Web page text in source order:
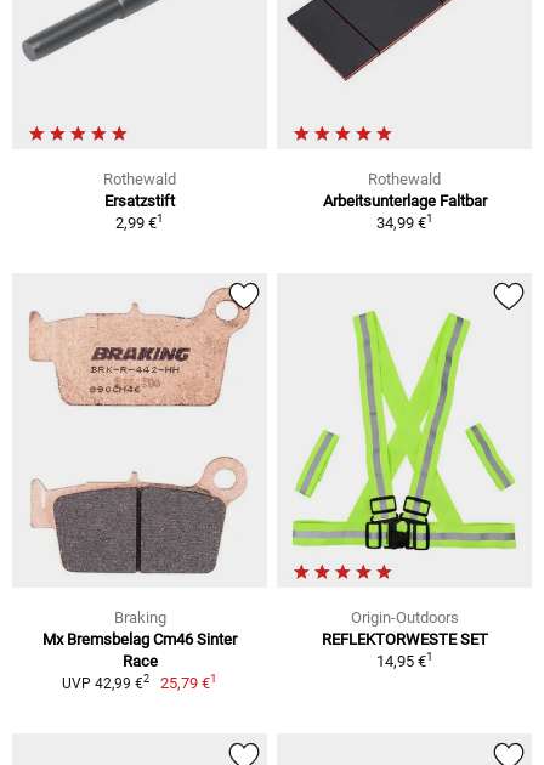
Rothewald
Ersatzstift
2,99 €1
Rothewald
Arbeitsunterlage Faltbar
34,99 €1
Braking
Mx Bremsbelag Cm46 Sinter
Race
UVP 42,99 €2 25,79 €1
Origin-Outdoors
REFLEKTORWESTE SET
14,95 €1